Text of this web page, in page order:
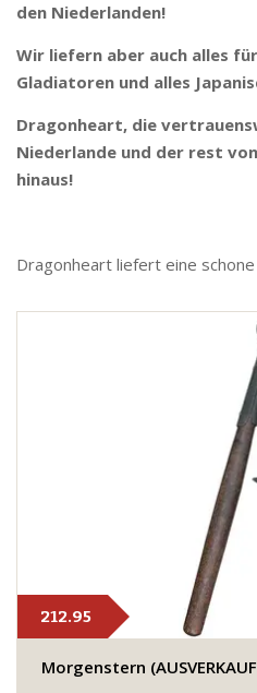
den Niederlanden!
Wir liefern aber auch alles
Gladiatoren und alles
Dragonheart, die
Niederlande und der rest
hinaus!
Dragonheart liefert eine
212.95
Morgenstern